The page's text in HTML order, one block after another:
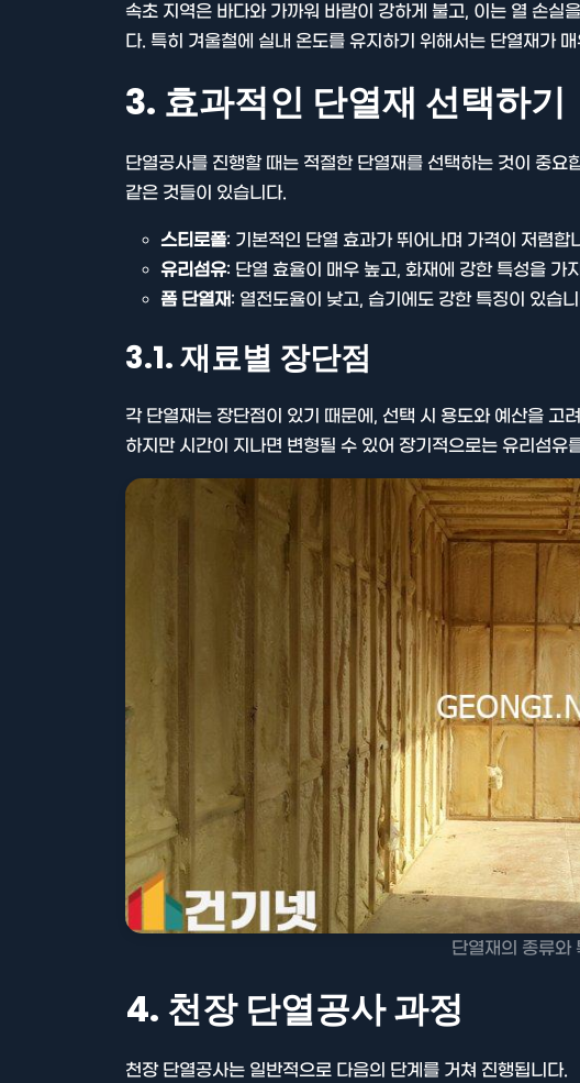
속초 지역은 바다와 가까워 바람이 강하게 불고, 이는 열 손실
다. 특히 겨울철에 실내 온도를 유지하기 위해서는 단열재가
3. 효과적인 단열재 선택하기
단열공사를 진행할 때는 적절한 단열재를 선택하는 것이 중
같은 것들이 있습니다.
스티로폴: 기본적인 단열 효과가 뛰어나며 가격이 저렴합
유리섬유: 단열 효율이 매우 높고, 화재에 강한 특성을 가
폼 단열재: 열전도율이 낮고, 습기에도 강한 특징이 있습
3.1. 재료별 장단점
각 단열재는 장단점이 있기 때문에, 선택 시 용도와 예산을 고
하지만 시간이 지나면 변형될 수 있어 장기적으로는 유리섬유
단열재의 종류와
4. 천장 단열공사 과정
천장 단열공사는 일반적으로 다음의 단계를 거쳐 진행됩니다.